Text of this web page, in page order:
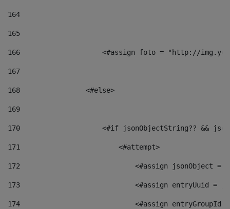
164
165
166
<#assign foto = "http://
167
168
                <#else>
169
170
<#if jsonObjectString?? &&
171
                        <#attempt>
172
<#assign jsonObject =
173
<#assign entryUuid =
174
<#assign entryGroupId